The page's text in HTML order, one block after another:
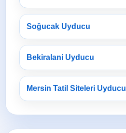
Soğucak Uyducu
Bekiralani Uyducu
Mersin Tatil Siteleri Uyducu